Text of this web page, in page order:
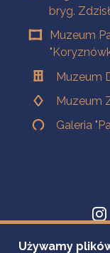
bryg.
Muzeum
Muzeum
Muzeum
Galeria
Używamy